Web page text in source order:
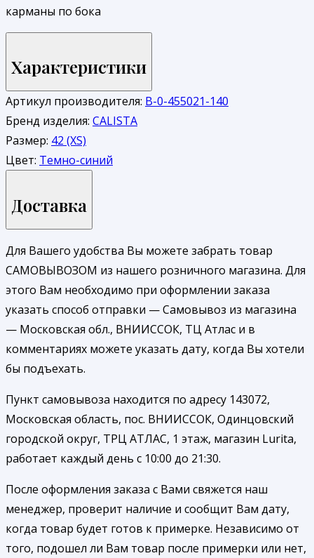
карманы по бока
Характеристики
Артикул производителя: В-0-455021-140
Бренд изделия: CALISTA
Размер: 42 (XS)
Цвет: Темно-синий
Доставка
Для Вашего удобства Вы можете забрать товар
САМОВЫВОЗОМ из нашего розничного магазина. Для
этого Вам необходимо при оформлении заказа
указать способ отправки — Самовывоз из магазина
— Московская обл., ВНИИССОК, ТЦ Атлас и в
комментариях можете указать дату, когда Вы хотели
бы подъехать.
Пункт самовывоза находится по адресу 143072,
Московская область, пос. ВНИИССОК, Одинцовский
городской округ, ТРЦ АТЛАС, 1 этаж, магазин Lurita,
работает каждый день с 10:00 до 21:30.
После оформления заказа с Вами свяжется наш
менеджер, проверит наличие и сообщит Вам дату,
когда товар будет готов к примерке. Независимо от
того, подошел ли Вам товар после примерки или нет,